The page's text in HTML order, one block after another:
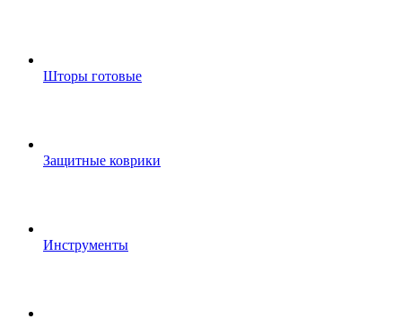
Шторы готовые
Защитные коврики
Инструменты